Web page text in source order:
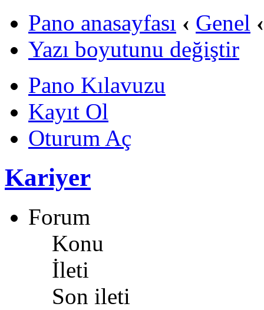
Pano anasayfası ‹ Genel ‹
Yazı boyutunu değiştir
Pano Kılavuzu
Kayıt Ol
Oturum Aç
Kariyer
Forum
Konu
İleti
Son ileti